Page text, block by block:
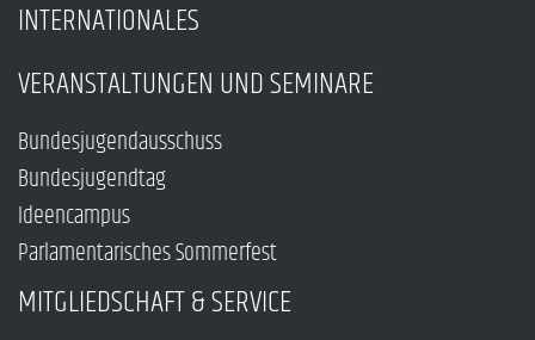
INTERNATIONALES
VERANSTALTUNGEN UND SEMINARE
Bundesjugendausschuss
Bundesjugendtag
Ideencampus
Parlamentarisches Sommerfest
MITGLIEDSCHAFT & SERVICE